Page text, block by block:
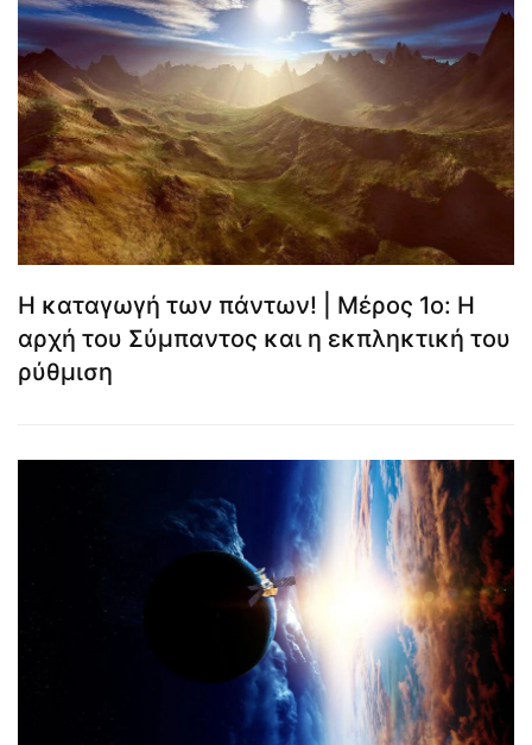
Η καταγωγή των πάντων! | Μέρος 1ο: Η
αρχή του Σύμπαντος και η εκπληκτική του
ρύθμιση